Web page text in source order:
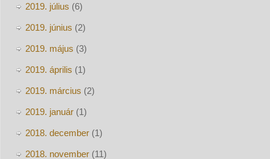
2019. július (6)
2019. június (2)
2019. május (3)
2019. április (1)
2019. március (2)
2019. január(1)
2018. december(1)
2018. november(11)